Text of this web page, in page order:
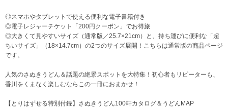
◎スマホやタブレットで使える便利な電子書籍付き
◎電子レジャーチケット「200円クーポン」でお得旅
◎大きくて見やすいサイズ（通常版／25.7×21cm）と、持ち運びに便利な「超
ちいサイズ」（18×14.7cm）の2つのサイズ展開！こちらは通常版の商品ページ
です。
人気のさぬきうどん＆話題の絶景スポットを大特集！初心者もリピーターも、
香川をくまなく楽しむならこの一冊におまかせ！
【とりはずせる特別付録】さぬきうどん100軒カタログ＆うどんMAP